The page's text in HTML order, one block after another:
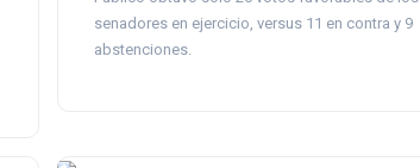
senadores en ejercicio, versus 11 en contra y 9
abstenciones.